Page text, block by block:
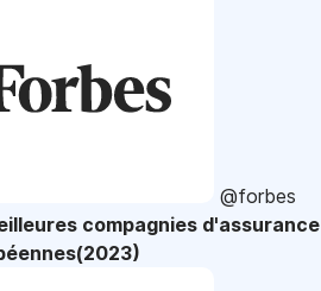
@forbes
compagnies d'assurance